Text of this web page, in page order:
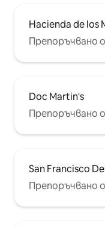
Hacienda de los
Препоръчвано
Doc Martin's
Препоръчвано
San Francisco
Препоръчвано